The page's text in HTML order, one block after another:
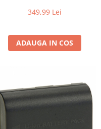
349,99 Lei
ADAUGA IN COS